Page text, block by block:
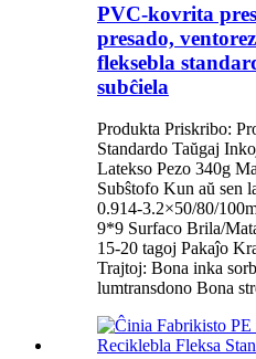
PVC-kovrita
presado,
fleksebla
subĉiela
Produkta Priskribo:
Standardo Taŭgaj
Latekso Pezo 340g
Subŝtofo Kun aŭ sen
0.914-3.2×50/80/
9*9 Surfaco Brila/
15-20 tagoj Pakaĵo
Trajtoj: Bona inka
lumtransdono Bona